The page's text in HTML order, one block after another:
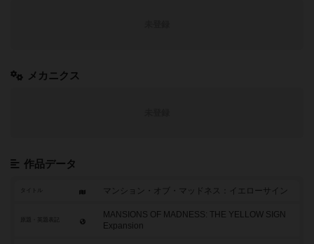
メカニクス
作品データ
タイトル マンション・オブ・マッドネス：イエローサイン
MANSIONS OF MADNESS: THE YELLOW SIGN
Expansion